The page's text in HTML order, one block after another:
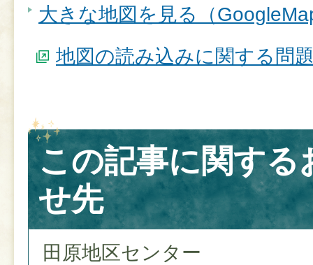
大きな地図を見る（
地図の読み込みに関する問
この記事に関する
せ先
田原地区センター